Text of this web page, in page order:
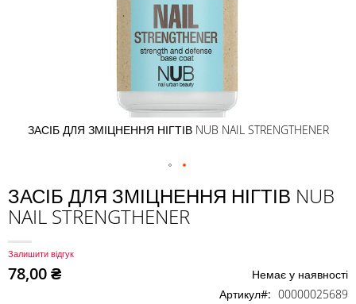
ЗАСІБ ДЛЯ ЗМІЦНЕННЯ НІГТІВ NUB NAIL STRENGTHENER
до
початку
зображень
ЗАСІБ ДЛЯ ЗМІЦНЕННЯ НІГТІВ NUB
NAIL STRENGTHENER
Залишити відгук
78,00 ₴
Немає у наявності
Артикул
00000025689